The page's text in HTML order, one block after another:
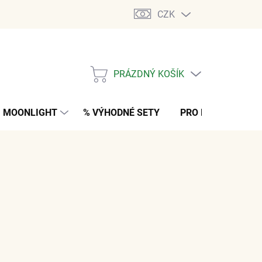
CZK
NÁKUPNÍ
PRÁZDNÝ KOŠÍK
MOONLIGHT % VÝHODNÉ SETY PRO MUŽE